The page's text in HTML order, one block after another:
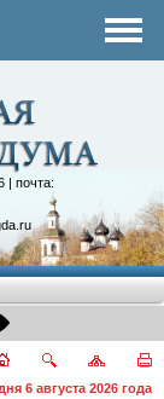
| почта:
6 августа 2026 года